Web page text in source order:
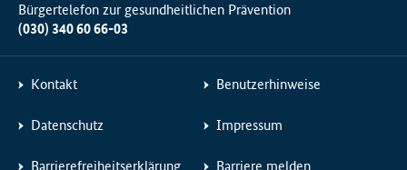
Bürgertelefon zur gesundheitlichen Prävention
(030) 340 60 66-03
Kontakt Benutzerhinweise
Datenschutz Impressum
Barrierefreiheitserklärung Barriere melden